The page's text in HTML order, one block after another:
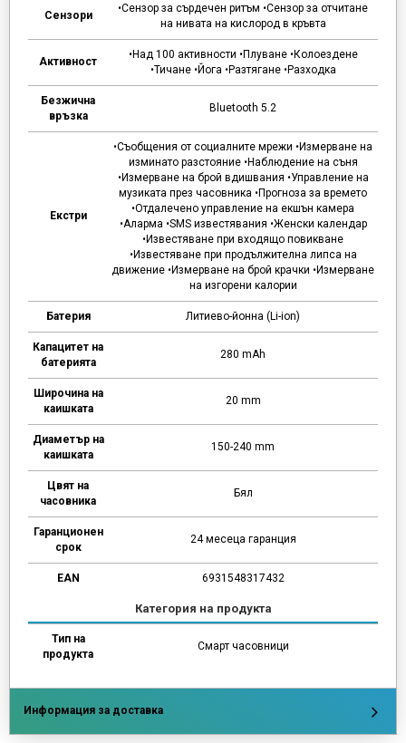
Сензори
•Сензор за сърдечен ритъм •Сензор за отчитане
на нивата на кислород в кръвта
Активност
•Над 100 активности •Плуване •Колоездене
•Тичане •Йога •Разтягане •Разходка
Безжична
връзка
Bluetooth 5.2
Екстри
•Съобщения от социалните мрежи •Измерване на
изминато разстояние •Наблюдение на съня
•Измерване на брой вдишвания •Управление на
музиката през часовника •Прогноза за времето
•Отдалечено управление на екшън камера
•Аларма •SMS известявания •Женски календар
•Известяване при входящо повикване
•Известяване при продължителна липса на
движение •Измерване на брой крачки •Измерване
на изгорени калории
Батерия Литиево-йонна (Li-ion)
Капацитет на
батерията
280 mAh
Широчина на
каишката
20 mm
Диаметър на
каишката
150-240 mm
Цвят на
часовника
Бял
Гаранционен
срок
24 месеца гаранция
EAN 6931548317432
Категория на продукта
Тип на
продукта
Смарт часовници
Информация за доставка